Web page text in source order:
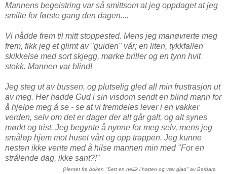
Mannens begeistring var så smittsom at jeg oppdaget at jeg
smilte for første gang den dagen....
Vi nådde frem til mitt stoppested. Mens jeg manøvrerte meg
frem, fikk jeg et glimt av "guiden" vår; en liten, tykkfallen
skikkelse med sort skjegg, mørke briller og en tynn hvit
stokk. Mannen var blind!
Jeg steg ut av bussen, og plutselig gled all min frustrasjon ut
av meg. Her hadde Gud i sin visdom sendt en blind mann for
å hjelpe meg å se - se at vi fremdeles lever i en vakker
verden, selv om det er dager der alt går galt, og alt synes
mørkt og trist. Jeg begynte å nynne for meg selv, mens jeg
småløp hjem mot huset vårt og opp trappen. Jeg kunne
nesten ikke vente med å hilse mannen min med "For en
strålende dag, ikke sant?!"
(Hentet fra boken "Sett en nellik i hatten og vær glad" av Barbara